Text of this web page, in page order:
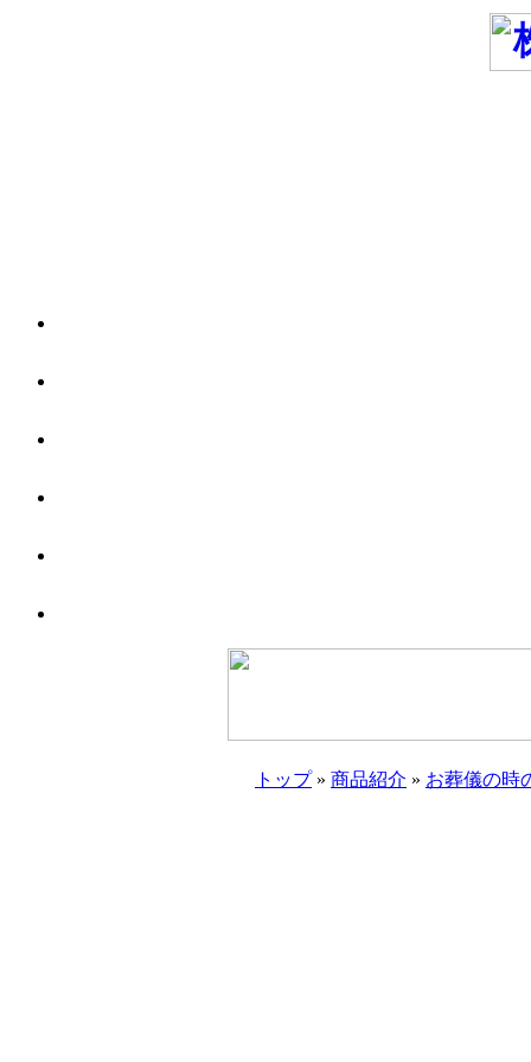
トップ» 商品紹介 » お葬儀の時